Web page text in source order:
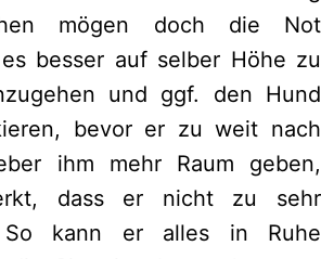
mögen doch die Not
besser auf selber Höhe zu
und ggf. den Hund
bevor er zu weit nach
ihm mehr Raum geben,
dass er nicht zu sehr
So kann er alles in Ruhe